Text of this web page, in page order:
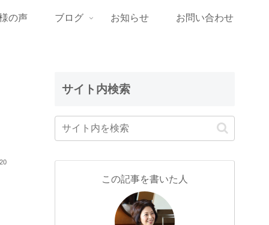
の声 ブログ お知らせ お問い合わせ
サイト内検索
この記事を書いた人